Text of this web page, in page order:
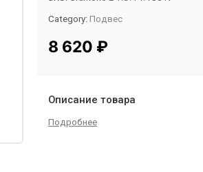
Category: Подвес
Tag: InMyRoom
8 620 ₽
Описание товара
Подробнее